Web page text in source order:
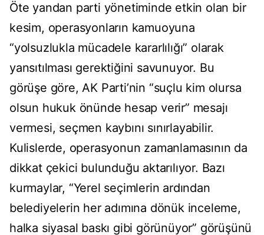
Öte yandan parti yönetiminde etkin olan bir
kesim, operasyonların kamuoyuna
“yolsuzlukla mücadele kararlılığı” olarak
yansıtılması gerektiğini savunuyor. Bu
görüşe göre, AK Parti’nin “suçlu kim olursa
olsun hukuk önünde hesap verir” mesajı
vermesi, seçmen kaybını sınırlayabilir.
Kulislerde, operasyonun zamanlamasının da
dikkat çekici bulunduğu aktarılıyor. Bazı
kurmaylar, “Yerel seçimlerin ardından
belediyelerin her adımına dönük inceleme,
halka siyasal baskı gibi görünüyor” görüşünü